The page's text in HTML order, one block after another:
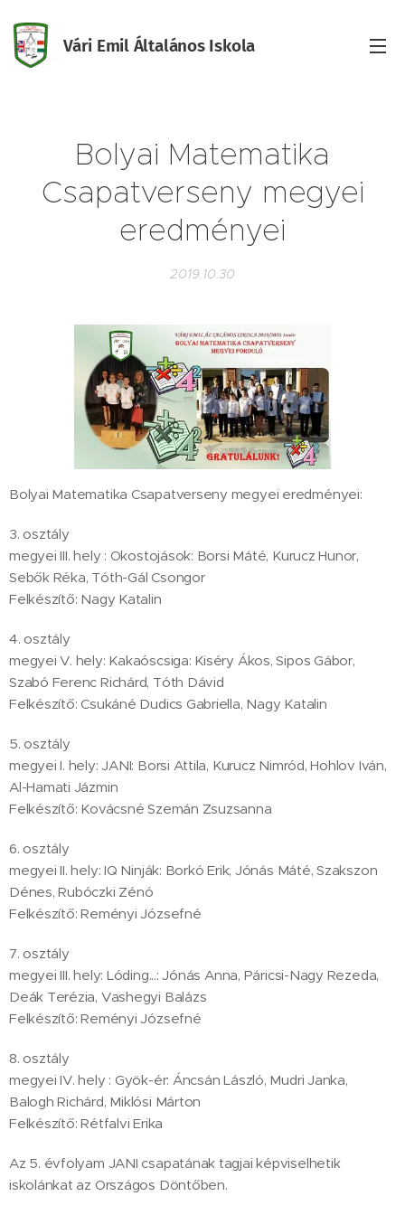
Vári Emil Általános Iskola
Bolyai Matematika
Csapatverseny megyei
eredményei
2019.10.30
Bolyai Matematika Csapatverseny megyei eredményei:
3. osztály
megyei III. hely : Okostojások: Borsi Máté, Kurucz Hunor,
Sebők Réka, Tóth-Gál Csongor
Felkészítő: Nagy Katalin
4. osztály
megyei V. hely: Kakaóscsiga: Kiséry Ákos, Sipos Gábor,
Szabó Ferenc Richárd, Tóth Dávid
Felkészítő: Csukáné Dudics Gabriella, Nagy Katalin
5. osztály
megyei I. hely: JANI: Borsi Attila, Kurucz Nimród, Hohlov Iván,
Al-Hamati Jázmin
Felkészítő: Kovácsné Szemán Zsuzsanna
6. osztály
megyei II. hely: IQ Ninják: Borkó Erik, Jónás Máté, Szakszon
Dénes, Rubóczki Zénó
Felkészítő: Reményi Józsefné
7. osztály
megyei III. hely: Lóding...: Jónás Anna, Páricsi-Nagy Rezeda,
Deák Terézia, Vashegyi Balázs
Felkészítő: Reményi Józsefné
8. osztály
megyei IV. hely : Gyök-ér: Áncsán László, Mudri Janka,
Balogh Richárd, Miklósi Márton
Felkészítő: Rétfalvi Erika
Az 5. évfolyam JANI csapatának tagjai képviselhetik
iskolánkat az Országos Döntőben.